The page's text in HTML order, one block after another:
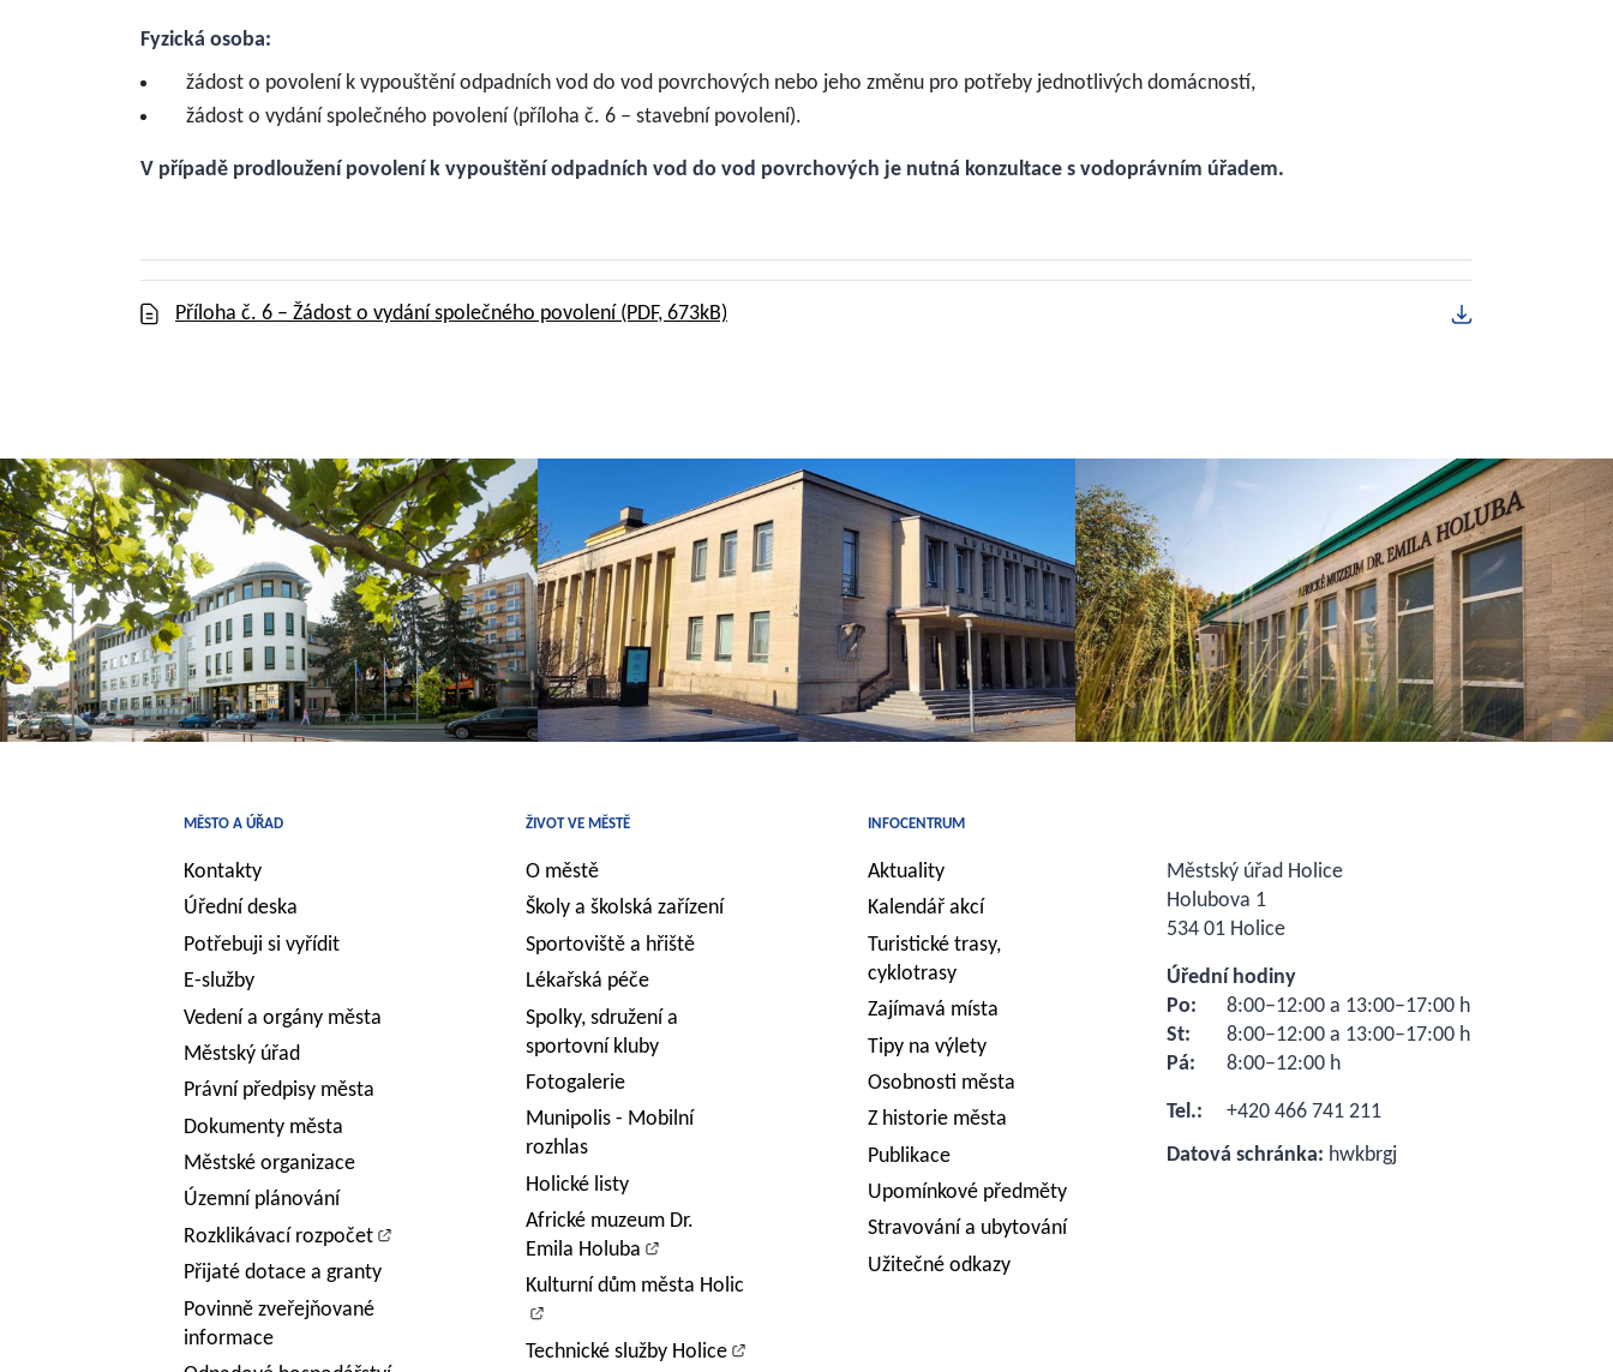
Fyzická osoba:
žádost o povolení k vypouštění odpadních vod do vod povrchových nebo jeho změnu pro potřeby jednotlivých domácností,
žádost o vydání společného povolení (příloha č. 6 – stavební povolení).
V případě prodloužení povolení k vypouštění odpadních vod do vod povrchových je nutná konzultace s vodoprávním úřadem.
Příloha č. 6 – Žádost o vydání společného povolení (PDF, 673kB)
MĚSTO A ÚŘAD
Kontakty
Úřední deska
Potřebuji si vyřídit
E-služby
Vedení a orgány města
Městský úřad
Právní předpisy města
Dokumenty města
Městské organizace
Územní plánování
Rozklikávací rozpočet
Přijaté dotace a granty
Povinně zveřejňované
informace
ŽIVOT VE MĚSTĚ
O městě
Školy a školská zařízení
Sportoviště a hřiště
Lékařská péče
Spolky, sdružení a
sportovní kluby
Fotogalerie
Munipolis - Mobilní
rozhlas
Holické listy
Africké muzeum Dr.
Emila Holuba
Kulturní dům města Holic
Technické služby Holice
INFOCENTRUM
Aktuality
Kalendář akcí
Turistické trasy,
cyklotrasy
Zajímavá místa
Tipy na výlety
Osobnosti města
Z historie města
Publikace
Upomínkové předměty
Stravování a ubytování
Užitečné odkazy
Městský úřad Holice
Holubova 1
534 01 Holice
Úřední hodiny
Po:
8:00–12:00 a 13:00–17:00 h
St:
8:00–12:00 a 13:00–17:00 h
Pá:
8:00–12:00 h
Tel.:
+420 466 741 211
Datová schránka: hwkbrgj